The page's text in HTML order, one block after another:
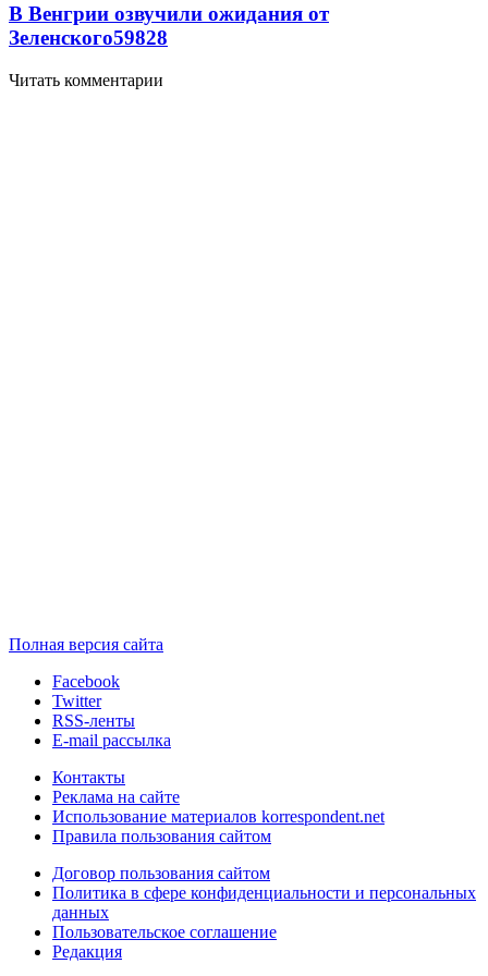
В Венгрии озвучили ожидания от
Зеленского59828
Читать комментарии
Полная версия сайта
Facebook
Twitter
RSS-ленты
E-mail рассылка
Контакты
Реклама на сайте
Использование материалов korrespondent.net
Правила пользования сайтом
Договор пользования сайтом
Политика в сфере конфиденциальности и персональных
данных
Пользовательское соглашение
Редакция